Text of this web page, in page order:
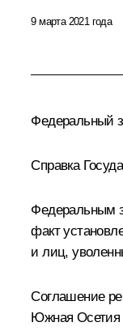
9 марта 2021 года
Федеральный
Справка
Федеральным
факт
и лиц,
Соглашение
Южная Осетия